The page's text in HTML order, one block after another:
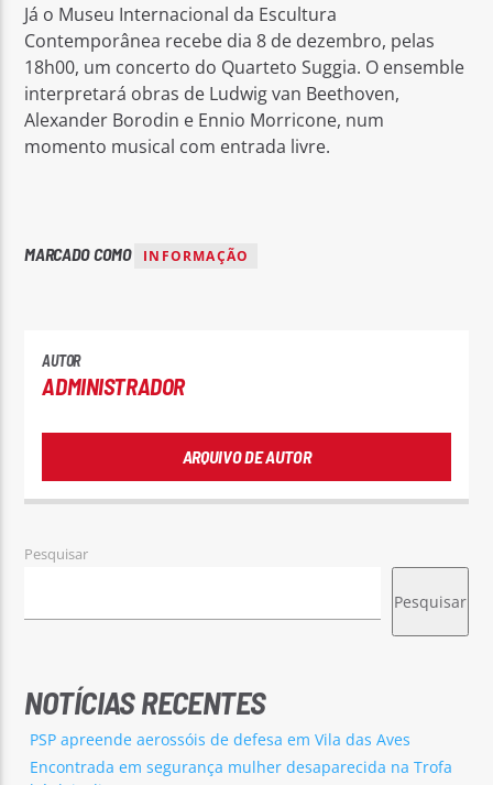
Já o Museu Internacional da Escultura
Contemporânea recebe dia 8 de dezembro, pelas
18h00, um concerto do Quarteto Suggia. O ensemble
interpretará obras de Ludwig van Beethoven,
Alexander Borodin e Ennio Morricone, num
momento musical com entrada livre.
MARCADO COMO INFORMAÇÃO
AUTOR
ADMINISTRADOR
ARQUIVO DE AUTOR
Pesquisar
Pesquisar
NOTÍCIAS RECENTES
PSP apreende aerossóis de defesa em Vila das Aves
Encontrada em segurança mulher desaparecida na Trofa